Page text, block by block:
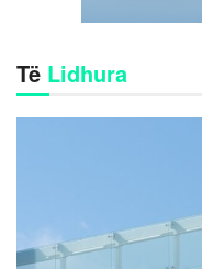
Të Lidhura